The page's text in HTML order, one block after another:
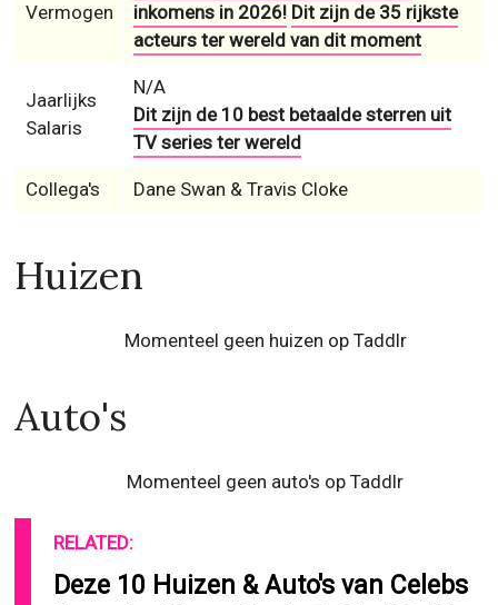
Vermogen
inkomens in 2026! Dit zijn de 35 rijkste
acteurs ter wereld van dit moment
Jaarlijks
Salaris
N/A
Dit zijn de 10 best betaalde sterren uit
TV series ter wereld
Collega's Dane Swan & Travis Cloke
Huizen
Momenteel geen huizen op Taddlr
Auto's
Momenteel geen auto's op Taddlr
RELATED:
Deze 10 Huizen & Auto's van Celebs